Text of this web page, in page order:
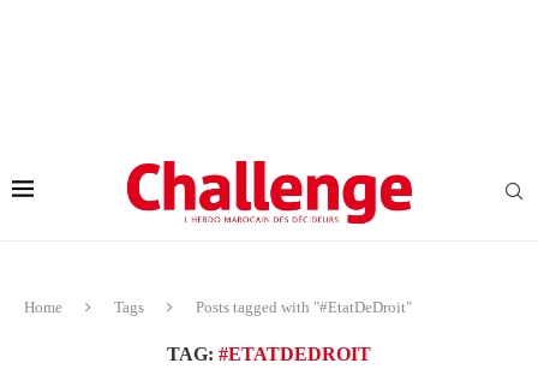
Home Tags Posts tagged with "#EtatDeDroit"
TAG: #ETATDEDROIT